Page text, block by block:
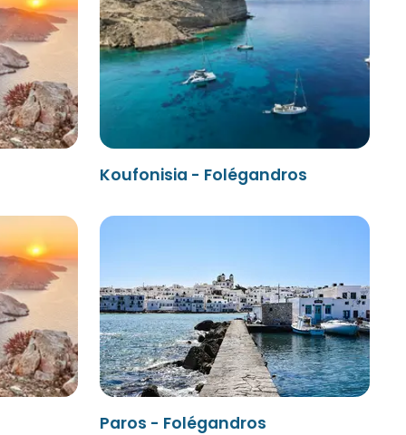
Koufonisia - Folégandros
Paros - Folégandros